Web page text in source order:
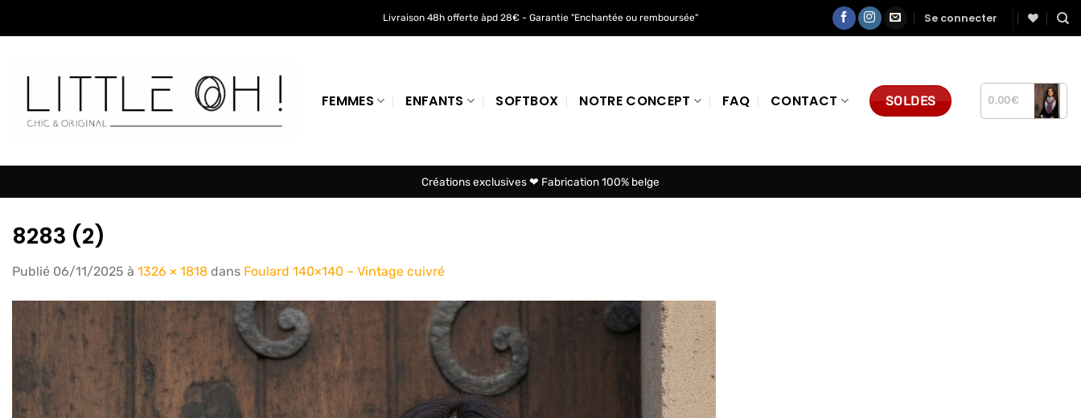
Livraison 48h offerte àpd 28€ - Garantie "Enchantée ou remboursée" Se connecter
FEMMES ENFANTS SOFTBOX NOTRE CONCEPT FAQ CONTACT SOLDES 0,00€
Créations exclusives ❤ Fabrication 100% belge
8283 (2)
Publié 06/11/2025 à 1326 × 1818 dans Foulard 140×140 – Vintage cuivré